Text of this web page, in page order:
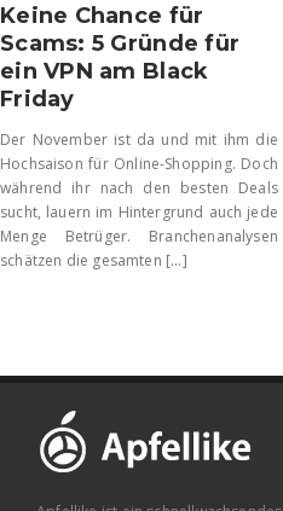
Keine Chance für
Scams: 5 Gründe für
ein VPN am Black
Friday
Der November ist da und mit ihm die
Hochsaison für Online-Shopping. Doch
während ihr nach den besten Deals
sucht, lauern im Hintergrund auch jede
Menge Betrüger. Branchenanalysen
schätzen die gesamten [...]